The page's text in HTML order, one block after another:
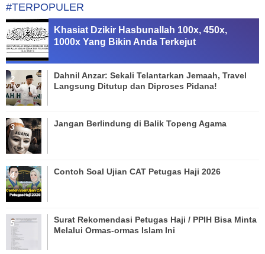
#TERPOPULER
Khasiat Dzikir Hasbunallah 100x, 450x,
1000x Yang Bikin Anda Terkejut
Dahnil Anzar: Sekali Telantarkan Jemaah, Travel
Langsung Ditutup dan Diproses Pidana!
Jangan Berlindung di Balik Topeng Agama
Contoh Soal Ujian CAT Petugas Haji 2026
Surat Rekomendasi Petugas Haji / PPIH Bisa Minta
Melalui Ormas-ormas Islam Ini